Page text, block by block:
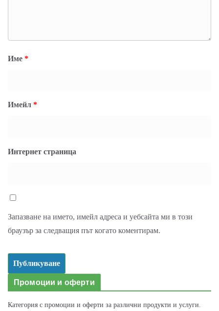
Име *
Имейл *
Интернет страница
Запазване на името, имейл адреса и уебсайта ми в този
браузър за следващия път когато коментирам.
Промоции и оферти
Категория с промоции и оферти за различни продукти и услуги.